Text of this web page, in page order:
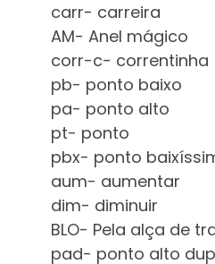
carr- carreira
AM- Anel mágico
corr-c- correntinha
pb- ponto baixo
pa- ponto alto
pt- ponto
pbx- ponto
aum- aumentar
dim- diminuir
BLO- Pela alça de
pad- ponto alto